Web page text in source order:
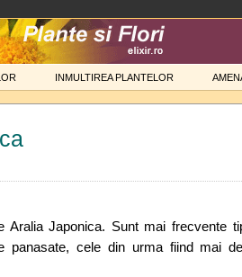
INMULTIREA PLANTELOR
Aralia Japonica. Sunt mai frecvente
panasate, cele din urma fiind mai